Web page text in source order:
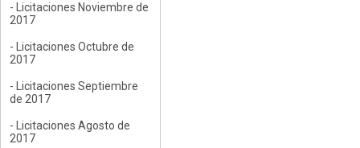
- Licitaciones Noviembre de
2017
- Licitaciones Octubre de
2017
- Licitaciones Septiembre
de 2017
- Licitaciones Agosto de
2017